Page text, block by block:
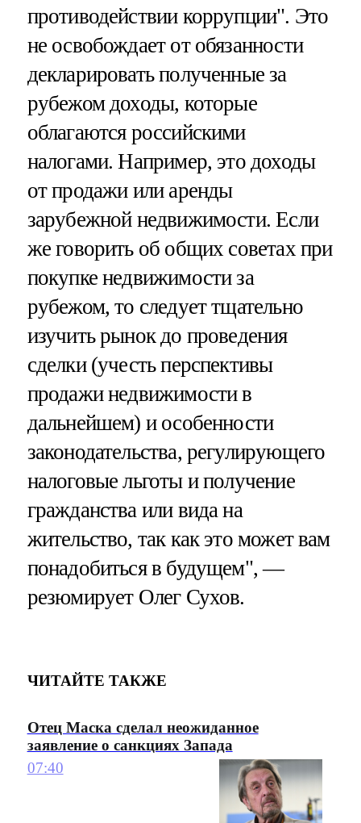
противодействии коррупции". Это
не освобождает от обязанности
декларировать полученные за
рубежом доходы, которые
облагаются российскими
налогами. Например, это доходы
от продажи или аренды
зарубежной недвижимости. Если
же говорить об общих советах при
покупке недвижимости за
рубежом, то следует тщательно
изучить рынок до проведения
сделки (учесть перспективы
продажи недвижимости в
дальнейшем) и особенности
законодательства, регулирующего
налоговые льготы и получение
гражданства или вида на
жительство, так как это может вам
понадобиться в будущем", —
резюмирует Олег Сухов.
ЧИТАЙТЕ ТАКЖЕ
Отец Маска сделал неожиданное
заявление о санкциях Запада
07:40